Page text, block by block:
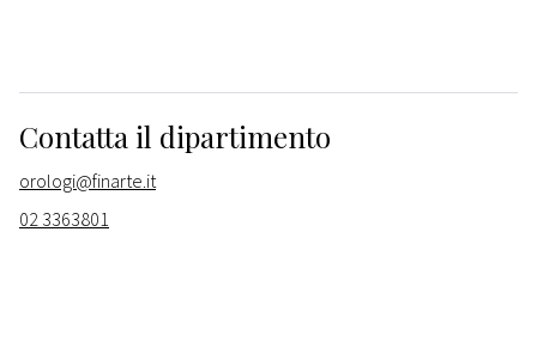
Contatta il dipartimento
orologi@finarte.it
02 3363801